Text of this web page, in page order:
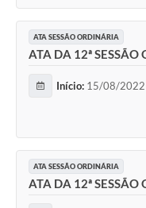
ATA SESSÃO ORDINÁRIA
ATA DA 12ª
Início: 15/08/2022
ATA SESSÃO ORDINÁRIA
ATA DA 12ª